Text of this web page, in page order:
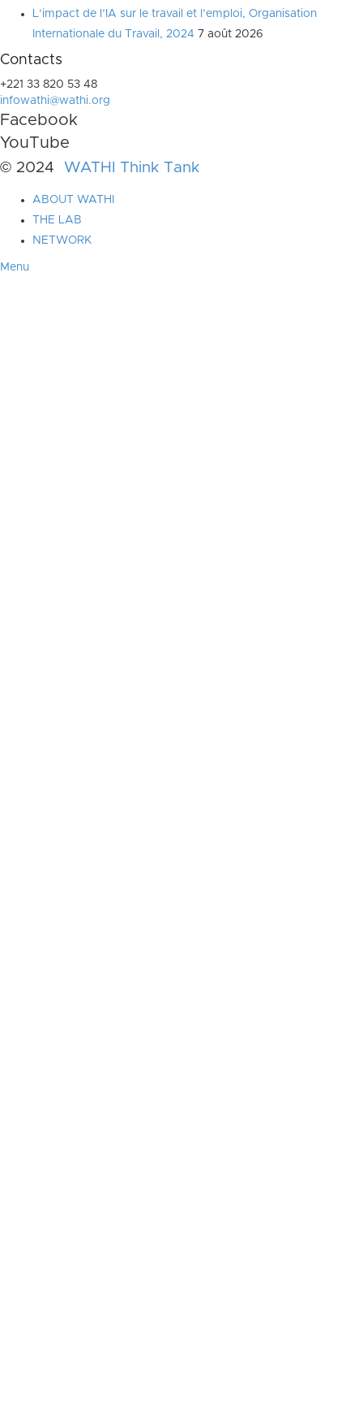
L’impact de l’IA sur le travail et l’emploi, Organisation
Internationale du Travail, 2024 7 août 2026
Contacts
+221 33 820 53 48
infowathi@wathi.org
Facebook
YouTube
© 2024 WATHI Think Tank
ABOUT WATHI
THE LAB
NETWORK
Menu